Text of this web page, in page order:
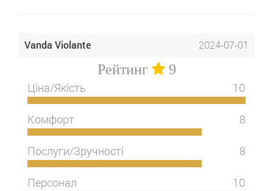
Vanda Violante 2024-07-01
Рейтинг 9
Ціна/Якість 10
Комфорт 8
Послуги/Зручності 8
Персонал 10